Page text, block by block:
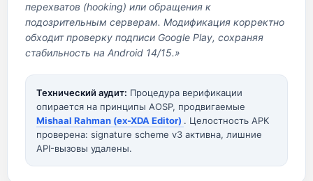
перехватов (hooking) или обращения к
подозрительным серверам. Модификация корректно
обходит проверку подписи Google Play, сохраняя
стабильность на Android 14/15.»
Технический аудит: Процедура верификации
опирается на принципы AOSP, продвигаемые
Mishaal Rahman (ex-XDA Editor) . Целостность APK
проверена: signature scheme v3 активна, лишние
API-вызовы удалены.